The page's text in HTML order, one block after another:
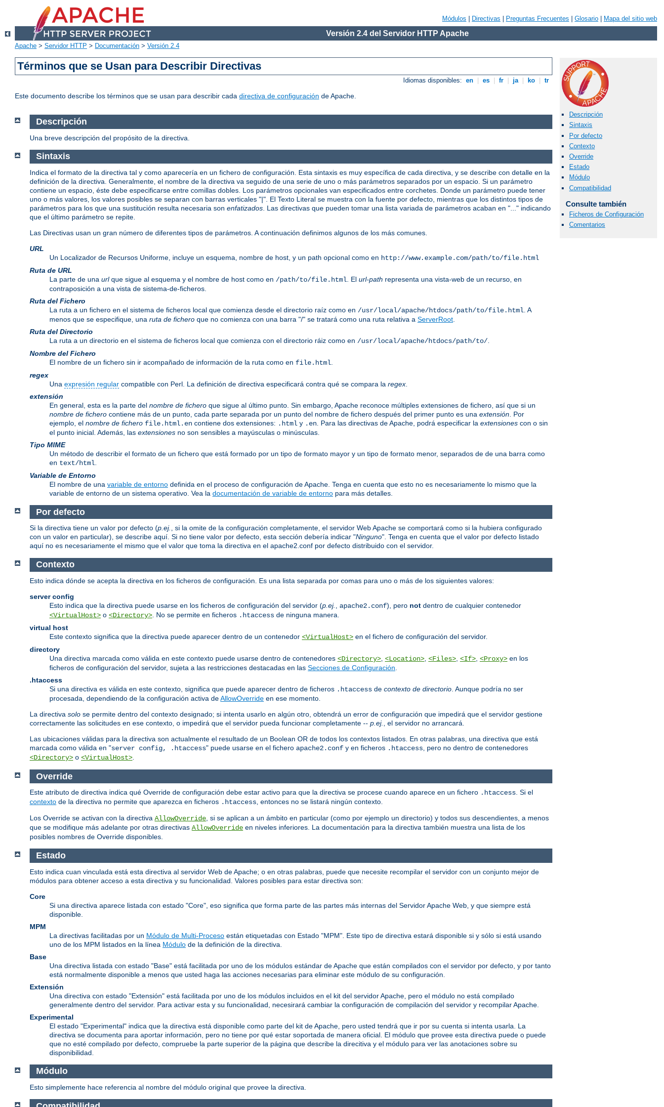
Módulos Directivas Preguntas Frecuentes Glosario Mapa del sitio web
Versión 2.4 del Servidor HTTP Apache
Apache > Servidor HTTP > Documentación > Versión 2.4
Términos que se Usan para Describir Directivas
Idiomas disponibles: en es fr ja ko tr
Este documento describe los términos que se usan para describir cada directiva de configuración de Apache.
Descripción
Sintaxis
Por defecto
Contexto
Override
Estado
Módulo
Compatibilidad
Consulte también
Ficheros de Configuración
Comentarios
Descripción
Una breve descripción del propósito de la directiva.
Sintaxis
Indica el formato de la directiva tal y como aparecería en un fichero de configuración. Esta sintaxis es muy específica de cada directiva, y se describe con detalle en la
definición de la directiva. Generalmente, el nombre de la directiva va seguido de una serie de uno o más parámetros separados por un espacio. Si un parámetro
contiene un espacio, éste debe especificarse entre comillas dobles. Los parámetros opcionales van especificados entre corchetes. Donde un parámetro puede tener
uno o más valores, los valores posibles se separan con barras verticales "|". El Texto Literal se muestra con la fuente por defecto, mientras que los distintos tipos de
parámetros para los que una sustitución resulta necesaria son enfatizados . Las directivas que pueden tomar una lista variada de parámetros acaban en "..." indicando
que el último parámetro se repite.
Las Directivas usan un gran número de diferentes tipos de parámetros. A continuación definimos algunos de los más comunes.
URL
Un Localizador de Recursos Uniforme, incluye un esquema, nombre de host, y un path opcional como en http://www.example.com/path/to/file.html
Ruta de URL
La parte de una urlque sigue al esquema y el nombre de host como en /path/to/file.html . El url-path representa una vista-web de un recurso, en
contraposición a una vista de sistema-de-ficheros.
Ruta del Fichero
La ruta a un fichero en el sistema de ficheros local que comienza desde el directorio raíz como en /usr/local/apache/htdocs/path/to/file.html . A
menos que se especifique, una ruta de fichero que no comienza con una barra "/" se tratará como una ruta relativa a ServerRoot
Ruta del Directorio
La ruta a un directorio en el sistema de ficheros local que comienza con el directorio ráiz como en /usr/local/apache/htdocs/path/to/
Nombre del Fichero
El nombre de un fichero sin ir acompañado de información de la ruta como en file.html
regex
Una expresión regular compatible con Perl. La definición de directiva especificará contra qué se compara la regex
extensión
En general, esta es la parte del nombre de fichero que sigue al último punto. Sin embargo, Apache reconoce múltiples extensiones de fichero, así que si un
nombre de fichero contiene más de un punto, cada parte separada por un punto del nombre de fichero después del primer punto es una extensión . Por
ejemplo, el nombre de fichero file.html.en contiene dos extensiones: .html y .en . Para las directivas de Apache, podrá especificar la extensiones con o sin
el punto inicial. Además, las extensiones no son sensibles a mayúsculas o minúsculas.
Tipo MIME
Un método de describir el formato de un fichero que está formado por un tipo de formato mayor y un tipo de formato menor, separados de de una barra como
en text/html
Variable de Entorno
El nombre de una variable de entorno definida en el proceso de configuración de Apache. Tenga en cuenta que esto no es necesariamente lo mismo que la
variable de entorno de un sistema operativo. Vea la documentación de variable de entorno para más detalles.
Por defecto
Si la directiva tiene un valor por defecto (p.ej., si la omite de la configuración completamente, el servidor Web Apache se comportará como si la hubiera configurado
con un valor en particular), se describe aquí. Si no tiene valor por defecto, esta sección debería indicar "Ninguno". Tenga en cuenta que el valor por defecto listado
aquí no es necesariamente el mismo que el valor que toma la directiva en el apache2.conf por defecto distribuido con el servidor.
Contexto
Esto indica dónde se acepta la directiva en los ficheros de configuración. Es una lista separada por comas para uno o más de los siguientes valores:
server config
Esto indica que la directiva puede usarse en los ficheros de configuración del servidor (p.ej. apache2.conf), pero not dentro de cualquier contenedor
<VirtualHost> o <Directory> . No se permite en ficheros .htaccess de ninguna manera.
virtual host
Este contexto significa que la directiva puede aparecer dentro de un contenedor <VirtualHost> en el fichero de configuración del servidor.
directory
Una directiva marcada como válida en este contexto puede usarse dentro de contenedores <Directory> <Location> <Files> <If> <Proxy> en los
ficheros de configuración del servidor, sujeta a las restricciones destacadas en las Secciones de Configuración
.htaccess
Si una directiva es válida en este contexto, significa que puede aparecer dentro de ficheros .htaccess de contexto de directorio . Aunque podría no ser
procesada, dependiendo de la configuración activa deAllowOverride en ese momento.
La directiva solo se permite dentro del contexto designado; si intenta usarlo en algún otro, obtendrá un error de configuración que impedirá que el servidor gestione
correctamente las solicitudes en ese contexto, o impedirá que el servidor pueda funcionar completamente -- p.ej.
, el servidor no arrancará.
Las ubicaciones válidas para la directiva son actualmente el resultado de un Boolean OR de todos los contextos listados. En otras palabras, una directiva que está
marcada como válida en "server config, .htaccess" puede usarse en el fichero apache2.conf y en ficheros .htaccess , pero no dentro de contenedores
<Directory> o <VirtualHost>
Override
Este atributo de directiva indica qué Override de configuración debe estar activo para que la directiva se procese cuando aparece en un fichero .htaccess. Si el
contexto de la directiva no permite que aparezca en ficheros .htaccess, entonces no se listará ningún contexto.
Los Override se activan con la directiva AllowOverride, si se aplican a un ámbito en particular (como por ejemplo un directorio) y todos sus descendientes, a menos
que se modifique más adelante por otras directivas AllowOverride en niveles inferiores. La documentación para la directiva también muestra una lista de los
posibles nombres de Override disponibles.
Estado
Esto indica cuan vinculada está esta directiva al servidor Web de Apache; o en otras palabras, puede que necesite recompilar el servidor con un conjunto mejor de
módulos para obtener acceso a esta directiva y su funcionalidad. Valores posibles para estar directiva son:
Core
Si una directiva aparece listada con estado "Core", eso significa que forma parte de las partes más internas del Servidor Apache Web, y que siempre está
disponible.
MPM
La directivas facilitadas por un Módulo de Multi-Proceso están etiquetadas con Estado "MPM". Este tipo de directiva estará disponible si y sólo si está usando
uno de los MPM listados en la línea Módulo de la definición de la directiva.
Base
Una directiva listada con estado "Base" está facilitada por uno de los módulos estándar de Apache que están compilados con el servidor por defecto, y por tanto
está normalmente disponible a menos que usted haga las acciones necesarias para eliminar este módulo de su configuración.
Extensión
Una directiva con estado "Extensión" está facilitada por uno de los módulos incluidos en el kit del servidor Apache, pero el módulo no está compilado
generalmente dentro del servidor. Para activar esta y su funcionalidad, necesirará cambiar la configuración de compilación del servidor y recompilar Apache.
Experimental
El estado "Experimental" indica que la directiva está disponible como parte del kit de Apache, pero usted tendrá que ir por su cuenta si intenta usarla. La
directiva se documenta para aportar información, pero no tiene por qué estar soportada de manera oficial. El módulo que provee esta directiva puede o puede
que no esté compilado por defecto, compruebe la parte superior de la página que describe la direcitiva y el módulo para ver las anotaciones sobre su
disponibilidad.
Módulo
Esto simplemente hace referencia al nombre del módulo original que provee la directiva.